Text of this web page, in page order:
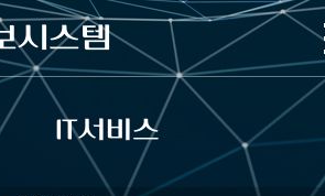
시스템
IT서비스